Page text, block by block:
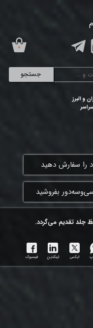
جستجو
و البرز
۰
را سفارش دهید
بفروشید
جلد تقدیم می‌گردد.
ایکس لینکدین فیسبوک